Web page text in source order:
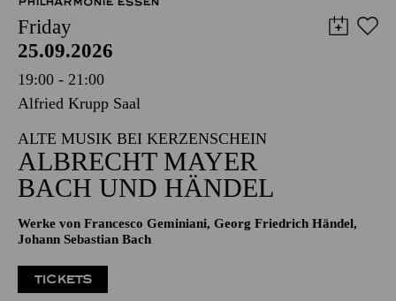
Friday
25.09.2026
19:00 - 21:00
Alfried Krupp Saal
ALTE MUSIK BEI KERZENSCHEIN
ALBRECHT MAYER
BACH UND HÄNDEL
Werke von Francesco Geminiani, Georg Friedrich Händel,
Johann Sebastian Bach
TICKETS